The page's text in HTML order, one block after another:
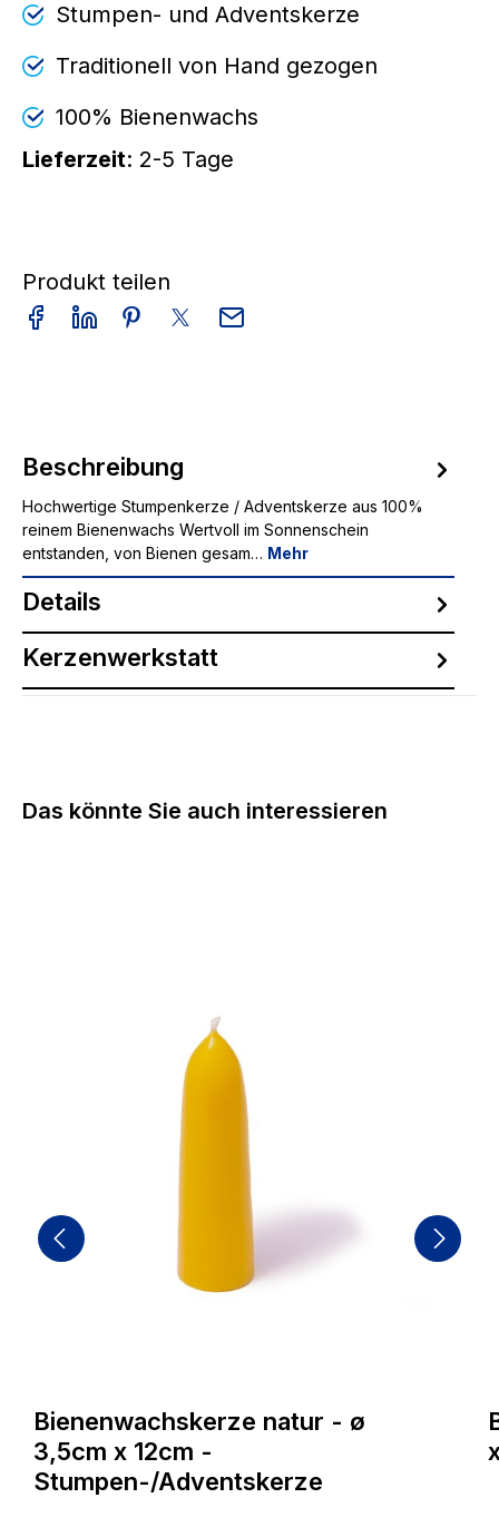
Stumpen- und Adventskerze
Traditionell von Hand gezogen
100% Bienenwachs
Lieferzeit: 2-5 Tage
Produkt teilen
Beschreibung
Hochwertige Stumpenkerze / Adventskerze aus 100%
reinem Bienenwachs Wertvoll im Sonnenschein
entstanden, von Bienen gesam… Mehr
Details
Kerzenwerkstatt
Produktgalerie überspringen
Das könnte Sie auch interessieren
Bienenwachskerze natur - ø
3,5cm x 12cm -
Stumpen-/Adventskerze